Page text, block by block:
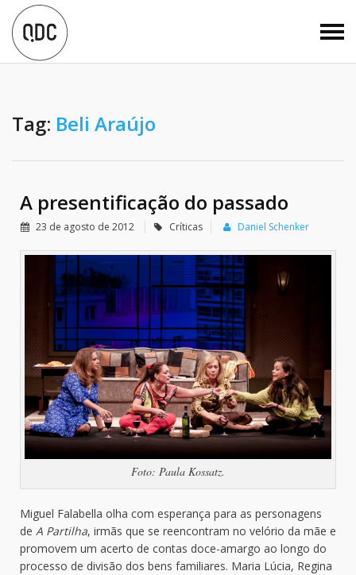
Tag: Beli Araújo
A presentificação do passado
23 de agosto de 2012 Críticas Daniel Schenker
Foto: Paula Kossatz.
Miguel Falabella olha com esperança para as personagens
de A Partilha, irmãs que se reencontram no velório da mãe e
promovem um acerto de contas doce-amargo ao longo do
processo de divisão dos bens familiares. Maria Lúcia, Regina